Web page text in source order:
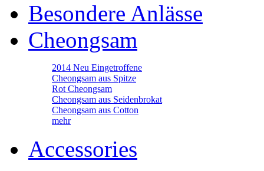
Besondere Anlässe
Cheongsam
2014 Neu Eingetroffene
Cheongsam aus Spitze
Rot Cheongsam
Cheongsam aus Seidenbrokat
Cheongsam aus Cotton
mehr
Accessories